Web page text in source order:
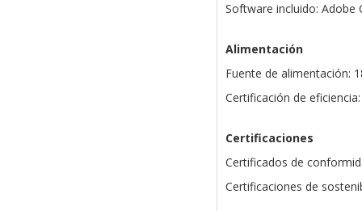
Software incluido: Adobe
Alimentación
Fuente de alimentación:
Certificación de
Certificaciones
Certificados de
Certificaciones de